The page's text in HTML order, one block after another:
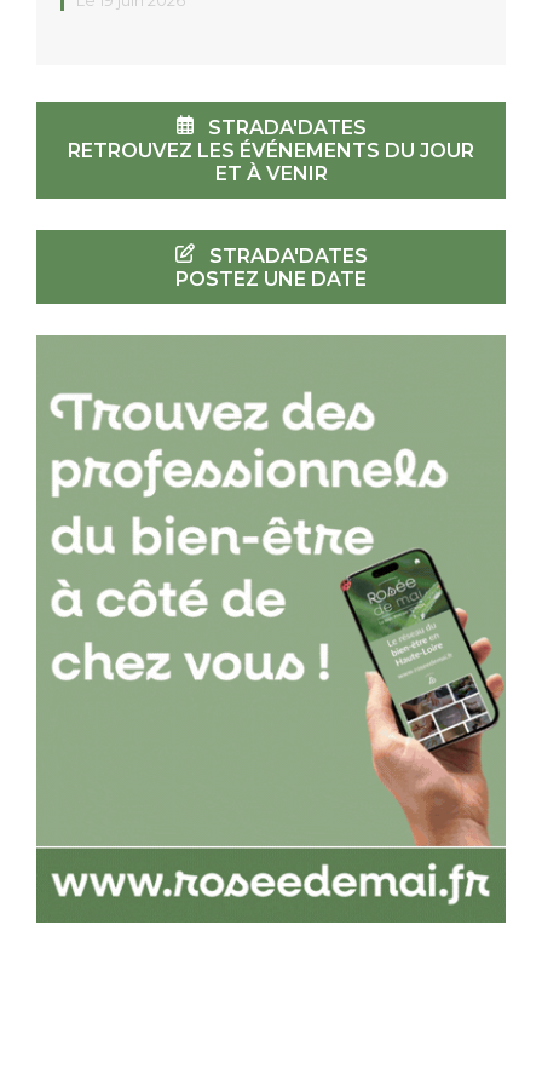
STRADA'DATES
RETROUVEZ LES ÉVÉNEMENTS DU JOUR
ET À VENIR
STRADA'DATES
POSTEZ UNE DATE